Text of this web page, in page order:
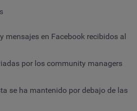
mensajes en Facebook recibidos al
por los community managers
se ha mantenido por debajo de las